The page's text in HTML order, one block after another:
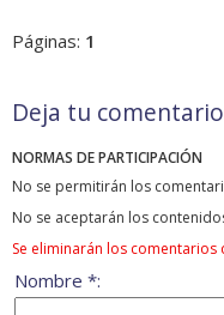
Páginas: 1
Deja tu comentario
NORMAS DE PARTICIPACIÓN
No se permitirán los
No se aceptarán los
Se eliminarán los
Nombre *: